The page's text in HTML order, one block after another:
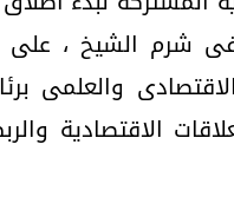
شرم الشيخ ، على
والعلمى
الاقتصادية